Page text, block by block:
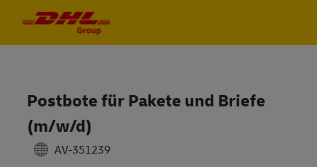
Postbote für Pakete und Briefe
(m/w/d)
AV-351239